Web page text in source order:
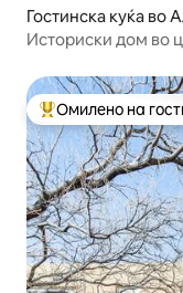
Гостинска куќа во
Историски дом во
Меѓу
Омилено на